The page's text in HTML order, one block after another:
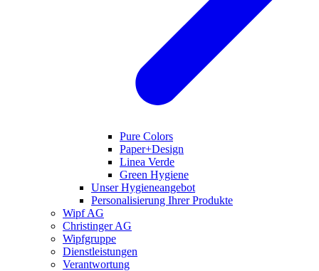
Pure Colors
Paper+Design
Linea Verde
Green Hygiene
Unser Hygieneangebot
Personalisierung Ihrer Produkte
Wipf AG
Christinger AG
Wipfgruppe
Dienstleistungen
Verantwortung